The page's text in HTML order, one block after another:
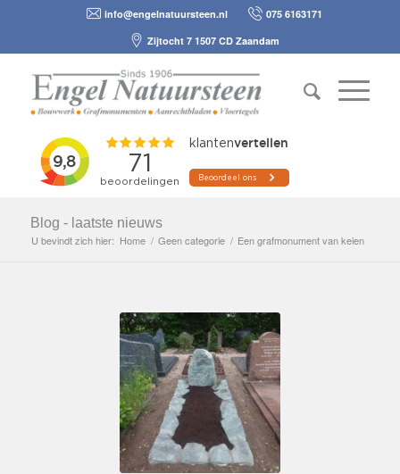
info@engelnatuursteen.nl
075 6163171
Zijtocht 7 1507 CD Zaandam
Blog - laatste nieuws
U bevindt zich hier: Home / Geen categorie / Een grafmonument van keien